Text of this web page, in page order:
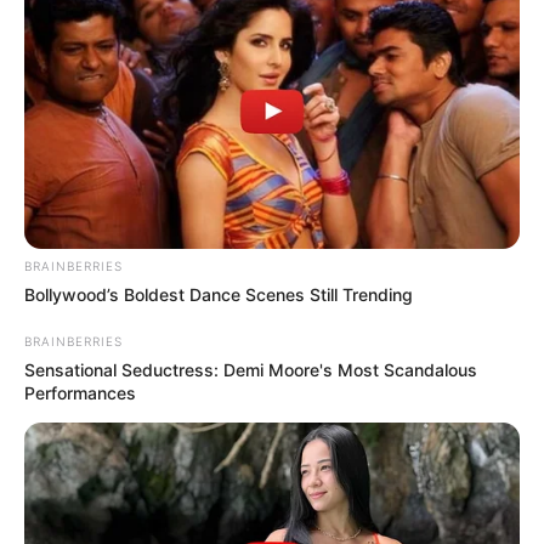
manejo de los pacientes críticos contagiados de covid-19.
COMPARTIR
ALERTA BOGOTÁ EN GOOGLE NEWS
TEMAS RELACIONADOS
VACUNA MODERNA
MANTÉNGASE EN ALERTA
Tenemos todas las noticias que le
interesan. Para estar bien informado, por
favor, active las notificaciones de Alerta.
BRAINBERRIES
Bollywood’s Boldest Dance Scenes Still Trending
BRAINBERRIES
Sensational Seductress: Demi Moore's Most Scandalous
Performances